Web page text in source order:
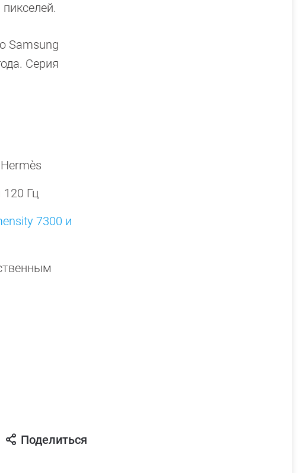
Samsung
Серия
Гц
7300 и
Поделиться